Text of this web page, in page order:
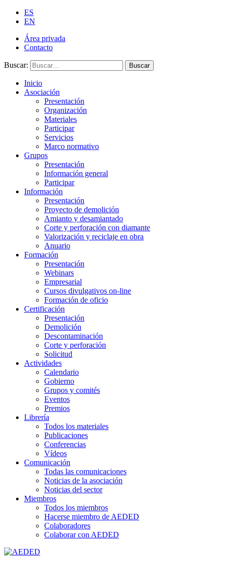
ES
EN
Área privada
Contacto
Buscar: Buscar
Inicio
Asociación
Presentación
Organización
Materiales
Participar
Servicios
Marco normativo
Grupos
Presentación
Información general
Participar
Información
Presentación
Proyecto de demolición
Amianto y desamiantado
Corte y perforación con diamante
Valorización y reciclaje en obra
Anuario
Formación
Presentación
Webinars
Empresarial
Cursos divulgativos on-line
Formación de oficio
Certificación
Presentación
Demolición
Descontaminación
Corte y perforación
Solicitud
Actividades
Calendario
Gobierno
Grupos y comités
Eventos
Premios
Librería
Todos los materiales
Publicaciones
Conferencias
Vídeos
Comunicación
Todas las comunicaciones
Noticias de la asociación
Noticias del sector
Miembros
Todos los miembros
Hacerse miembro de AEDED
Colaboradores
Colaborar con AEDED